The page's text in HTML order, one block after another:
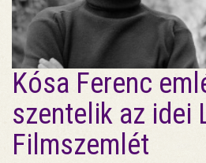
Kósa Ferenc
szentelik az idei
Filmszemlét